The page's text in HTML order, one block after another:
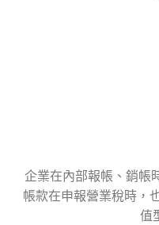
31
12 月
企業在內部報帳、銷帳
帳款在申報營業稅時，
值